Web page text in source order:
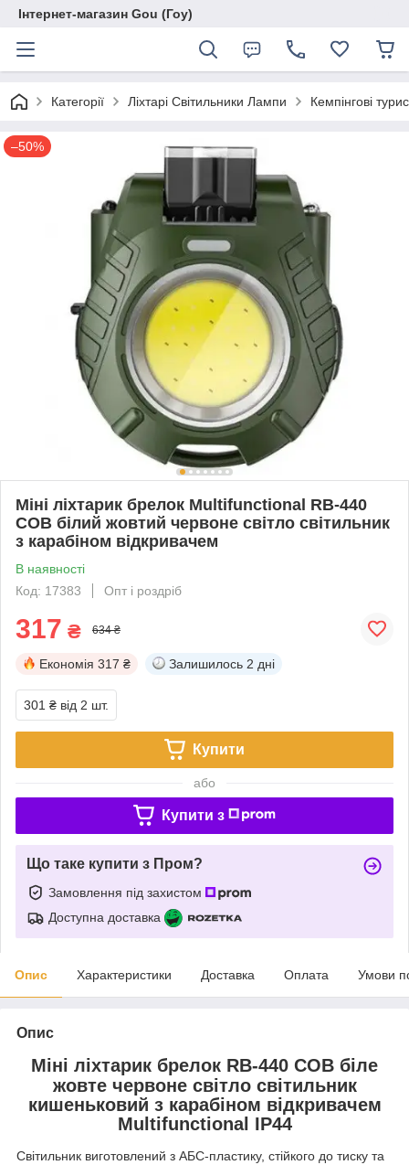
Інтернет-магазин Gou (Гоу)
Категорії Ліхтарі Світильники Лампи Кемпінгові
–50%
Міні ліхтарик брелок Multifunctional RB-440
COB білий жовтий червоне світло світильник
з карабіном відкривачем
В наявності
Код: 17383
Опт і роздріб
317 ₴ 634 ₴
Економія 317 ₴ Залишилось 2 дні
301 ₴ від 2 шт.
Купити
або
Купити з
Що таке купити з Пром?
Замовлення під захистом
Доступна доставка
Опис Характеристики Доставка Оплата Умови
Опис
Міні ліхтарик брелок RB-440 COB біле
жовте червоне світло світильник
кишеньковий з карабіном відкривачем
Multifunctional IP44
Світильник виготовлений з АБС-пластику, стійкого до тиску та